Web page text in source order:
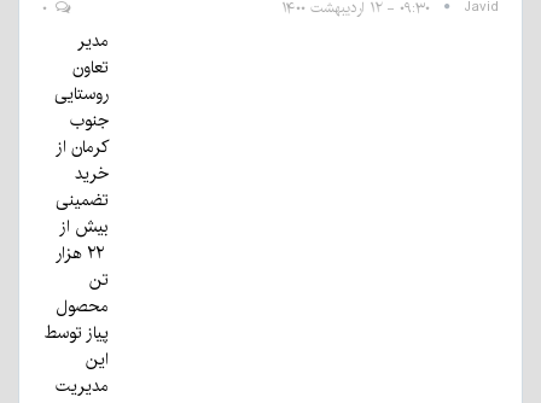
Javid ۰۹:۳۰ - ۱۲ اردیبهشت ۱۴۰۰
مدیر
تعاون
روستایی
جنوب
کرمان از
خرید
تضمینی
بیش از
۲۲ هزار
تن
محصول
پیاز توسط
این
مدیریت